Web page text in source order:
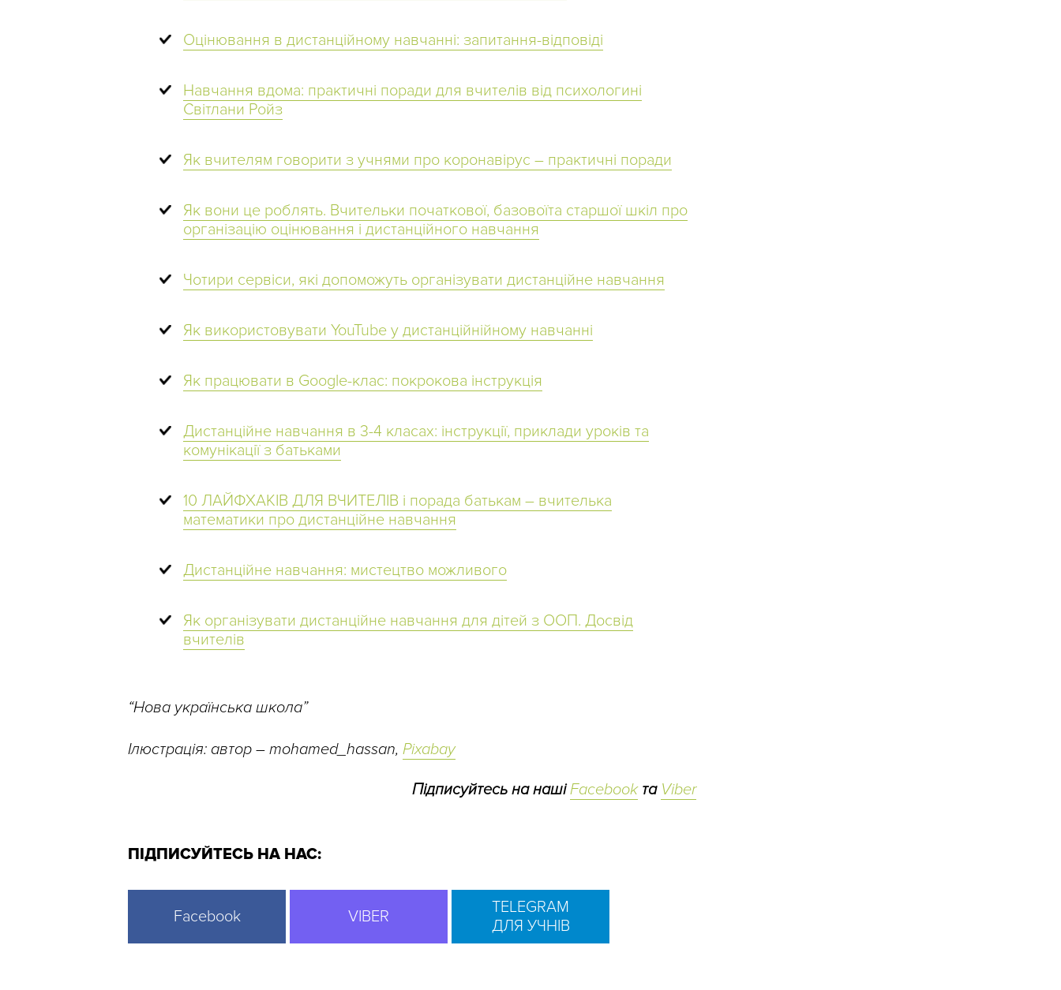
Оцінювання в дистанційному навчанні: запитання-відповіді
Навчання вдома: практичні поради для вчителів від психологині
Світлани Ройз
Як вчителям говорити з учнями про коронавірус – практичні поради
Як вони це роблять. Вчительки початкової, базовоїта старшої шкіл про
організацію оцінювання і дистанційного навчання
Чотири сервіси, які допоможуть організувати дистанційне навчання
Як використовувати YouTube у дистанційнійному навчанні
Як працювати в Google-клас: покрокова інструкція
Дистанційне навчання в 3-4 класах: інструкції, приклади уроків та
комунікації з батьками
10 ЛАЙФХАКІВ ДЛЯ ВЧИТЕЛІВ і порада батькам – вчителька
математики про дистанційне навчання
Дистанційне навчання: мистецтво можливого
Як організувати дистанційне навчання для дітей з ООП. Досвід
вчителів
“Нова українська школа”
Ілюстрація: автор – mohamed_hassan, Pixabay
Підписуйтесь на нашіFacebookта Viber
ПІДПИСУЙТЕСЬ НА НАС:
Facebook VIBER
TELEGRAM
ДЛЯ УЧНІВ